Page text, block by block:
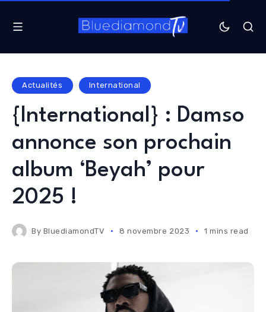
Actualités International
{International} : Damso
annonce son prochain
album ‘Beyah’ pour
2025 !
By BluediamondTV 8 novembre 2023 1 mins read